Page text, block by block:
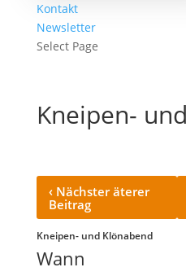
Kontakt
Newsletter
Select Page
Kneipen-
‹Nächster äterer
Beitrag
Kneipen- und Klönabend
Wann